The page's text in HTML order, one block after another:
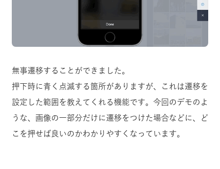
無事遷移することができました。
押下時に青く点滅する箇所がありますが、これは遷移を
設定した範囲を教えてくれる機能です。今回のデモのよ
うな、画像の一部分だけに遷移をつけた場合などに、ど
こを押せば良いのかわかりやすくなっています。